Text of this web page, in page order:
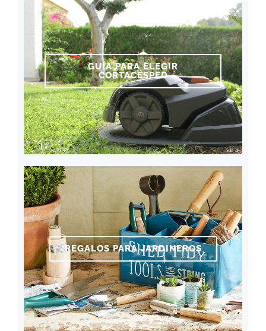
GUÍA PARA ELEGIR
CORTACÉSPED
REGALOS PARA JARDINEROS